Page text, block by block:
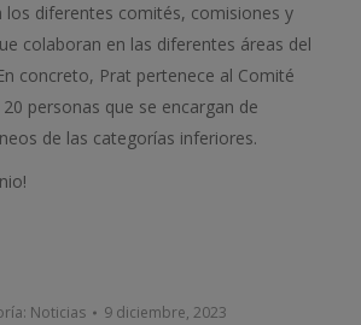
diferentes comités, comisiones y
colaboran en las diferentes áreas del
concreto, Prat pertenece al Comité
personas que se encargan de
de las categorías inferiores.
Noticias 9 diciembre, 2023